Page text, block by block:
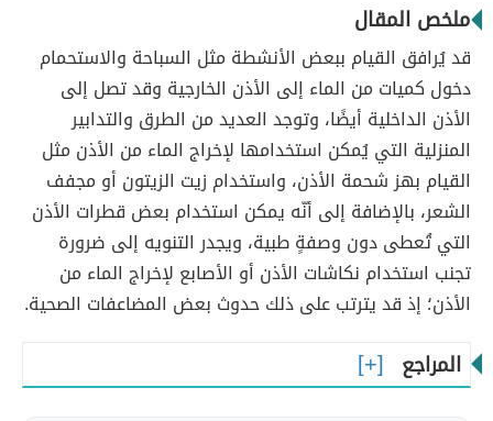
ملخص المقال
قد يُرافق القيام ببعض الأنشطة مثل السباحة والاستحمام
دخول كميات من الماء إلى الأذن الخارجية وقد تصل إلى
الأذن الداخلية أيضًا، وتوجد العديد من الطرق والتدابير
المنزلية التي يُمكن استخدامها لإخراج الماء من الأذن مثل
القيام بهز شحمة الأذن، واستخدام زيت الزيتون أو مجفف
الشعر، بالإضافة إلى أنّه يمكن استخدام بعض قطرات الأذن
التي تُعطى دون وصفةٍ طبية، ويجدر التنويه إلى ضرورة
تجنب استخدام نكاشات الأذن أو الأصابع لإخراج الماء من
الأذن؛ إذ قد يترتب على ذلك حدوث بعض المضاعفات الصحية.
المراجع